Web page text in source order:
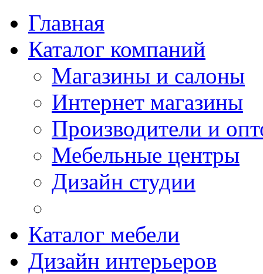
Главная
Каталог компаний
Магазины и салоны
Интернет магазины
Производители и
Мебельные центры
Дизайн студии
Каталог мебели
Дизайн интерьеров